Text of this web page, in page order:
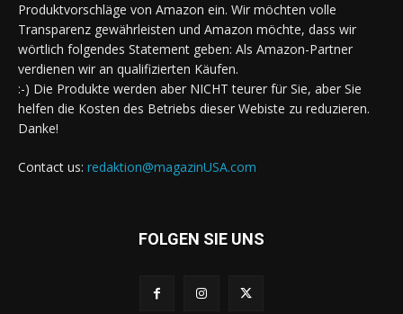
Produktvorschläge von Amazon ein. Wir möchten volle
Transparenz gewährleisten und Amazon möchte, dass wir
wörtlich folgendes Statement geben: Als Amazon-Partner
verdienen wir an qualifizierten Käufen.
:-) Die Produkte werden aber NICHT teurer für Sie, aber Sie
helfen die Kosten des Betriebs dieser Webiste zu reduzieren.
Danke!
Contact us: redaktion@magazinUSA.com
FOLGEN SIE UNS